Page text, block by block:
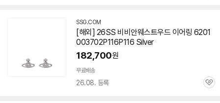
SSG.COM
[해외] 26SS 비비안웨스트우드 이어링 6201
003702P116P116 Silver
182,700원
무료배송
26.08. 등록
관